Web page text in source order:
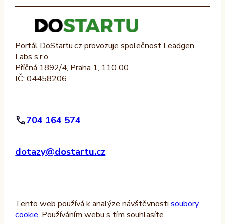
Portál DoStartu.cz provozuje společnost Leadgen
Labs s.r.o.
Příčná 1892/4, Praha 1, 110 00
IČ: 04458206
704 164 574
dotazy@dostartu.cz
Tento web používá k analýze návštěvnostisoubory
cookie. Používáním webu s tím souhlasíte.